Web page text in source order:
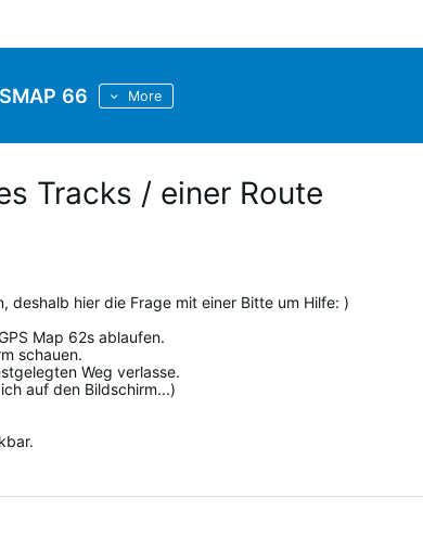
66 More
Tracks / einer Route
hier die Frage mit einer Bitte um Hilfe: )
Map 62s ablaufen.
schauen.
Weg verlasse.
auf den Bildschirm...)